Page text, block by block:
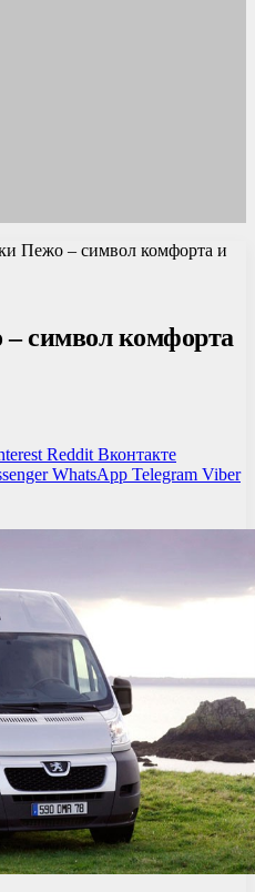
Пежо – символ комфорта и
символ комфорта
Reddit Вконтакте
WhatsApp Telegram Viber